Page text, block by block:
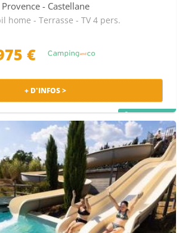
Provence - Castellane
home - Terrasse - TV 4 pers.
€
+ D'INFOS >